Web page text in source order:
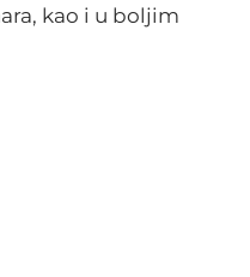
kao i u boljim